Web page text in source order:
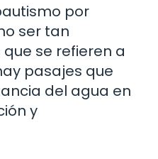
por
ser tan
se refieren a
pasajes que
del agua en
y